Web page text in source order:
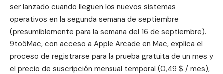
ser lanzado cuando lleguen los nuevos sistemas
operativos en la segunda semana de septiembre
(presumiblemente para la semana del 16 de septiembre).
9to5Mac, con acceso a Apple Arcade en Mac, explica el
proceso de registrarse para la prueba gratuita de un mes y
el precio de suscripción mensual temporal (0,49 $ / mes),